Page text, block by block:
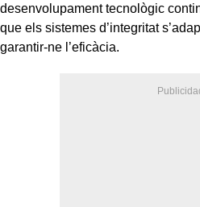
desenvolupament tecnològic
que els sistemes d’integritat
garantir-ne l’eficàcia.